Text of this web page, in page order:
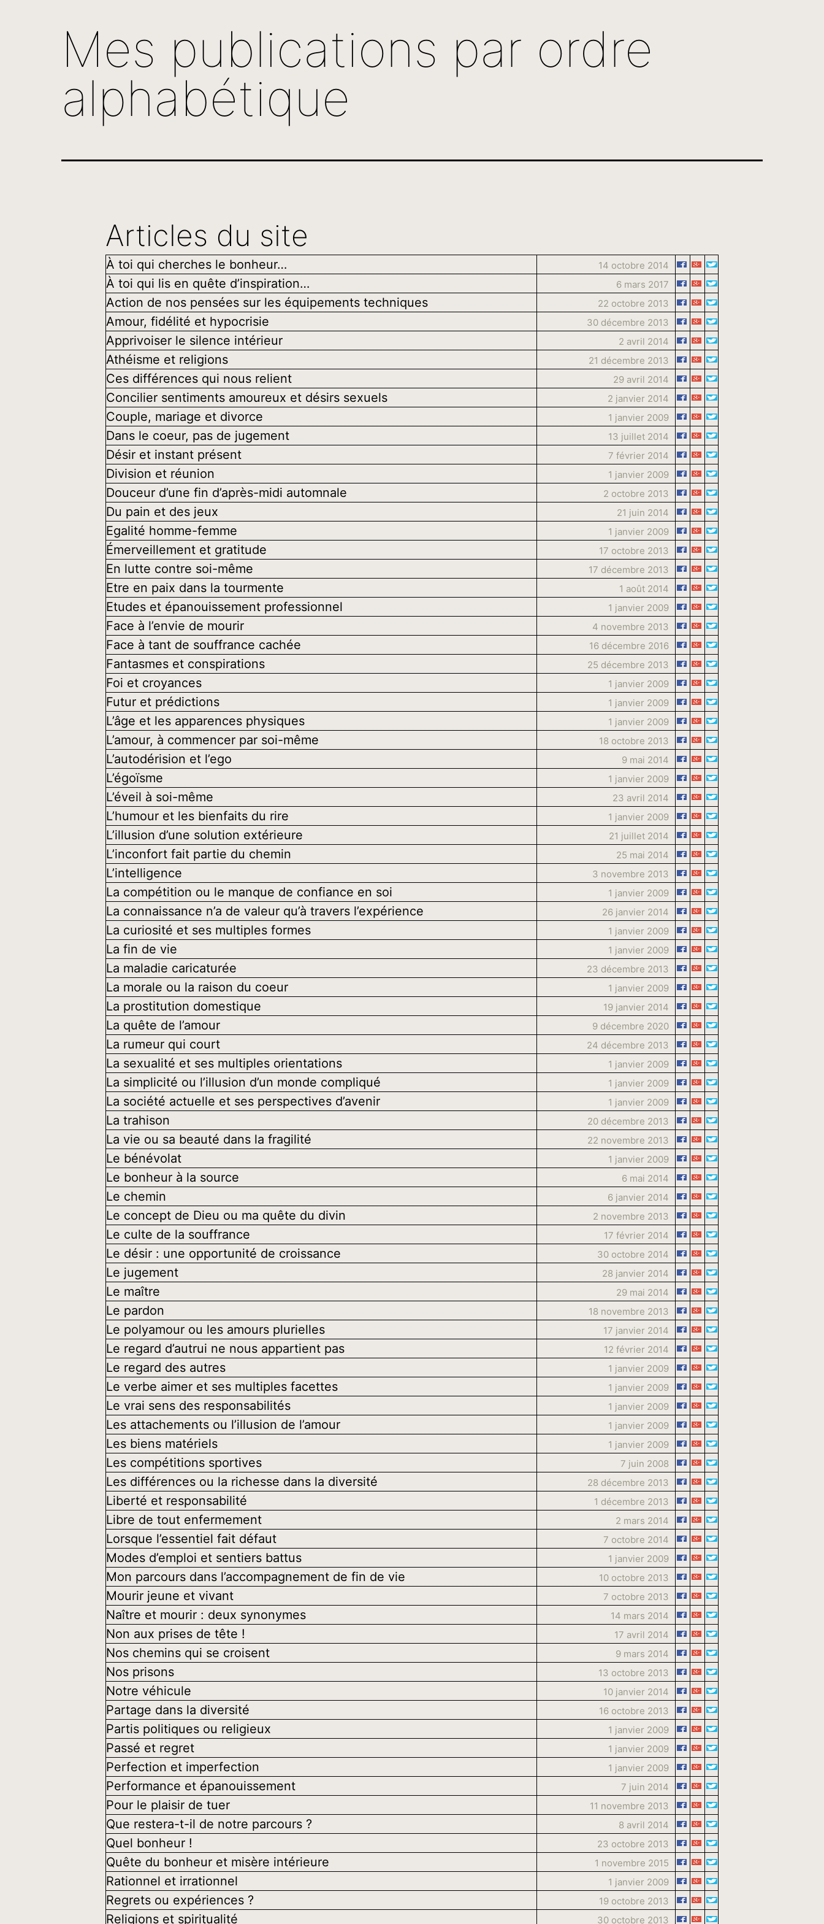
Mes publications par ordre
alphabétique
Articles du site
À toi qui cherches le bonheur… 14 octobre 2014
À toi qui lis en quête d’inspiration… 6 mars 2017
Action de nos pensées sur les équipements techniques 22 octobre 2013
Amour, fidélité et hypocrisie 30 décembre 2013
Apprivoiser le silence intérieur 2 avril 2014
Athéisme et religions 21 décembre 2013
Ces différences qui nous relient 29 avril 2014
Concilier sentiments amoureux et désirs sexuels 2 janvier 2014
Couple, mariage et divorce 1 janvier 2009
Dans le coeur, pas de jugement 13 juillet 2014
Désir et instant présent 7 février 2014
Division et réunion 1 janvier 2009
Douceur d’une fin d’après-midi automnale 2 octobre 2013
Du pain et des jeux 21 juin 2014
Egalité homme-femme 1 janvier 2009
Émerveillement et gratitude 17 octobre 2013
En lutte contre soi-même 17 décembre 2013
Etre en paix dans la tourmente 1 août 2014
Etudes et épanouissement professionnel 1 janvier 2009
Face à l’envie de mourir 4 novembre 2013
Face à tant de souffrance cachée 16 décembre 2016
Fantasmes et conspirations 25 décembre 2013
Foi et croyances 1 janvier 2009
Futur et prédictions 1 janvier 2009
L’âge et les apparences physiques 1 janvier 2009
L’amour, à commencer par soi-même 18 octobre 2013
L’autodérision et l’ego 9 mai 2014
L’égoïsme 1 janvier 2009
L’éveil à soi-même 23 avril 2014
L’humour et les bienfaits du rire 1 janvier 2009
L’illusion d’une solution extérieure 21 juillet 2014
L’inconfort fait partie du chemin 25 mai 2014
L’intelligence 3 novembre 2013
La compétition ou le manque de confiance en soi 1 janvier 2009
La connaissance n’a de valeur qu’à travers l’expérience 26 janvier 2014
La curiosité et ses multiples formes 1 janvier 2009
La fin de vie 1 janvier 2009
La maladie caricaturée 23 décembre 2013
La morale ou la raison du coeur 1 janvier 2009
La prostitution domestique 19 janvier 2014
La quête de l’amour 9 décembre 2020
La rumeur qui court 24 décembre 2013
La sexualité et ses multiples orientations 1 janvier 2009
La simplicité ou l’illusion d’un monde compliqué 1 janvier 2009
La société actuelle et ses perspectives d’avenir 1 janvier 2009
La trahison 20 décembre 2013
La vie ou sa beauté dans la fragilité 22 novembre 2013
Le bénévolat 1 janvier 2009
Le bonheur à la source 6 mai 2014
Le chemin 6 janvier 2014
Le concept de Dieu ou ma quête du divin 2 novembre 2013
Le culte de la souffrance 17 février 2014
Le désir : une opportunité de croissance 30 octobre 2014
Le jugement 28 janvier 2014
Le maître 29 mai 2014
Le pardon 18 novembre 2013
Le polyamour ou les amours plurielles 17 janvier 2014
Le regard d’autrui ne nous appartient pas 12 février 2014
Le regard des autres 1 janvier 2009
Le verbe aimer et ses multiples facettes 1 janvier 2009
Le vrai sens des responsabilités 1 janvier 2009
Les attachements ou l’illusion de l’amour 1 janvier 2009
Les biens matériels 1 janvier 2009
Les compétitions sportives 7 juin 2008
Les différences ou la richesse dans la diversité 28 décembre 2013
Liberté et responsabilité 1 décembre 2013
Libre de tout enfermement 2 mars 2014
Lorsque l’essentiel fait défaut 7 octobre 2014
Modes d’emploi et sentiers battus 1 janvier 2009
Mon parcours dans l’accompagnement de fin de vie 10 octobre 2013
Mourir jeune et vivant 7 octobre 2013
Naître et mourir : deux synonymes 14 mars 2014
Non aux prises de tête ! 17 avril 2014
Nos chemins qui se croisent 9 mars 2014
Nos prisons 13 octobre 2013
Notre véhicule 10 janvier 2014
Partage dans la diversité 16 octobre 2013
Partis politiques ou religieux 1 janvier 2009
Passé et regret 1 janvier 2009
Perfection et imperfection 1 janvier 2009
Performance et épanouissement 7 juin 2014
Pour le plaisir de tuer 11 novembre 2013
Que restera-t-il de notre parcours ? 8 avril 2014
Quel bonheur ! 23 octobre 2013
Quête du bonheur et misère intérieure 1 novembre 2015
Rationnel et irrationnel 1 janvier 2009
Regrets ou expériences ? 19 octobre 2013
Religions et spiritualité 30 octobre 2013